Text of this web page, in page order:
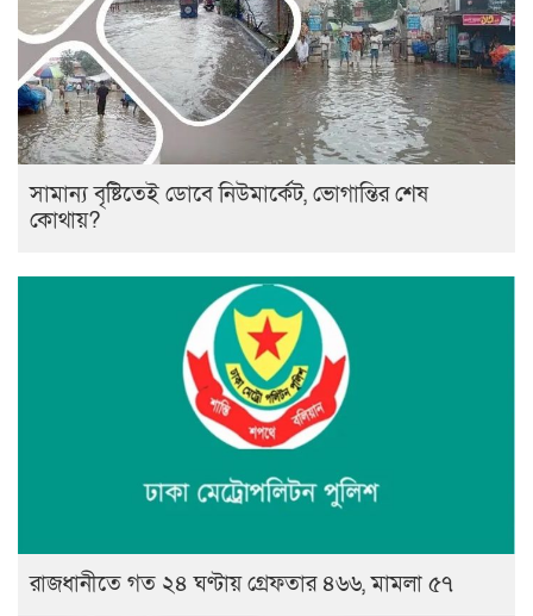
সামান্য বৃষ্টিতেই ডোবে নিউমার্কেট, ভোগান্তির শেষ
কোথায়?
রাজধানীতে গত ২৪ ঘণ্টায় গ্রেফতার ৪৬৬, মামলা ৫৭